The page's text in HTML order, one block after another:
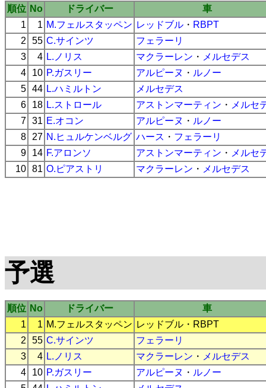
順位 No ドライバー
車
1
1 M.フェルスタッペン レッドブル ・ RBPT
2
55 C.サインツ
フェラーリ
3
4 L.ノリス マクラーレン ・ メルセデス
4
10 P.ガスリー アルピーヌ ・ ルノー
5 44 L.ハミルトン
メルセデス
6
18 L.ストロール アストンマーティン ・ メルセ
7 31 E.オコン アルピーヌ ・ ルノー
8
27 N.ヒュルケンベルグ ハース ・ フェラーリ
9
14 F.アロンソ アストンマーティン ・ メルセ
10 81 O.ピアストリ マクラーレン ・ メルセデス
予選
順位 No ドライバー
車
1
1 M.フェルスタッペン レッドブル ・ RBPT
2
55 C.サインツ
フェラーリ
3
4 L.ノリス マクラーレン ・ メルセデス
4
10 P.ガスリー アルピーヌ ・ ルノー